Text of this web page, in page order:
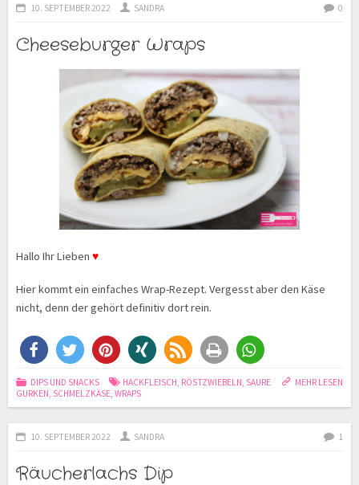
10. SEPTEMBER 2022 SANDRA 0
Cheeseburger Wraps
Hallo Ihr Lieben ♥
Hier kommt ein einfaches Wrap-Rezept. Vergesst aber den Käse
nicht, denn der gehört definitiv dort rein.
MEHR LESEN
DIPS UND SNACKS HACKFLEISCH, RÖSTZWIEBELN, SAURE
GURKEN, SCHMELZKÄSE, WRAPS
10. SEPTEMBER 2022 SANDRA 1
Räucherlachs Dip